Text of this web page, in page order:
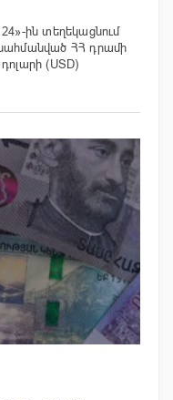
ին տեղեկացնում
սահմանված ՀՀ դրամի
(USD)